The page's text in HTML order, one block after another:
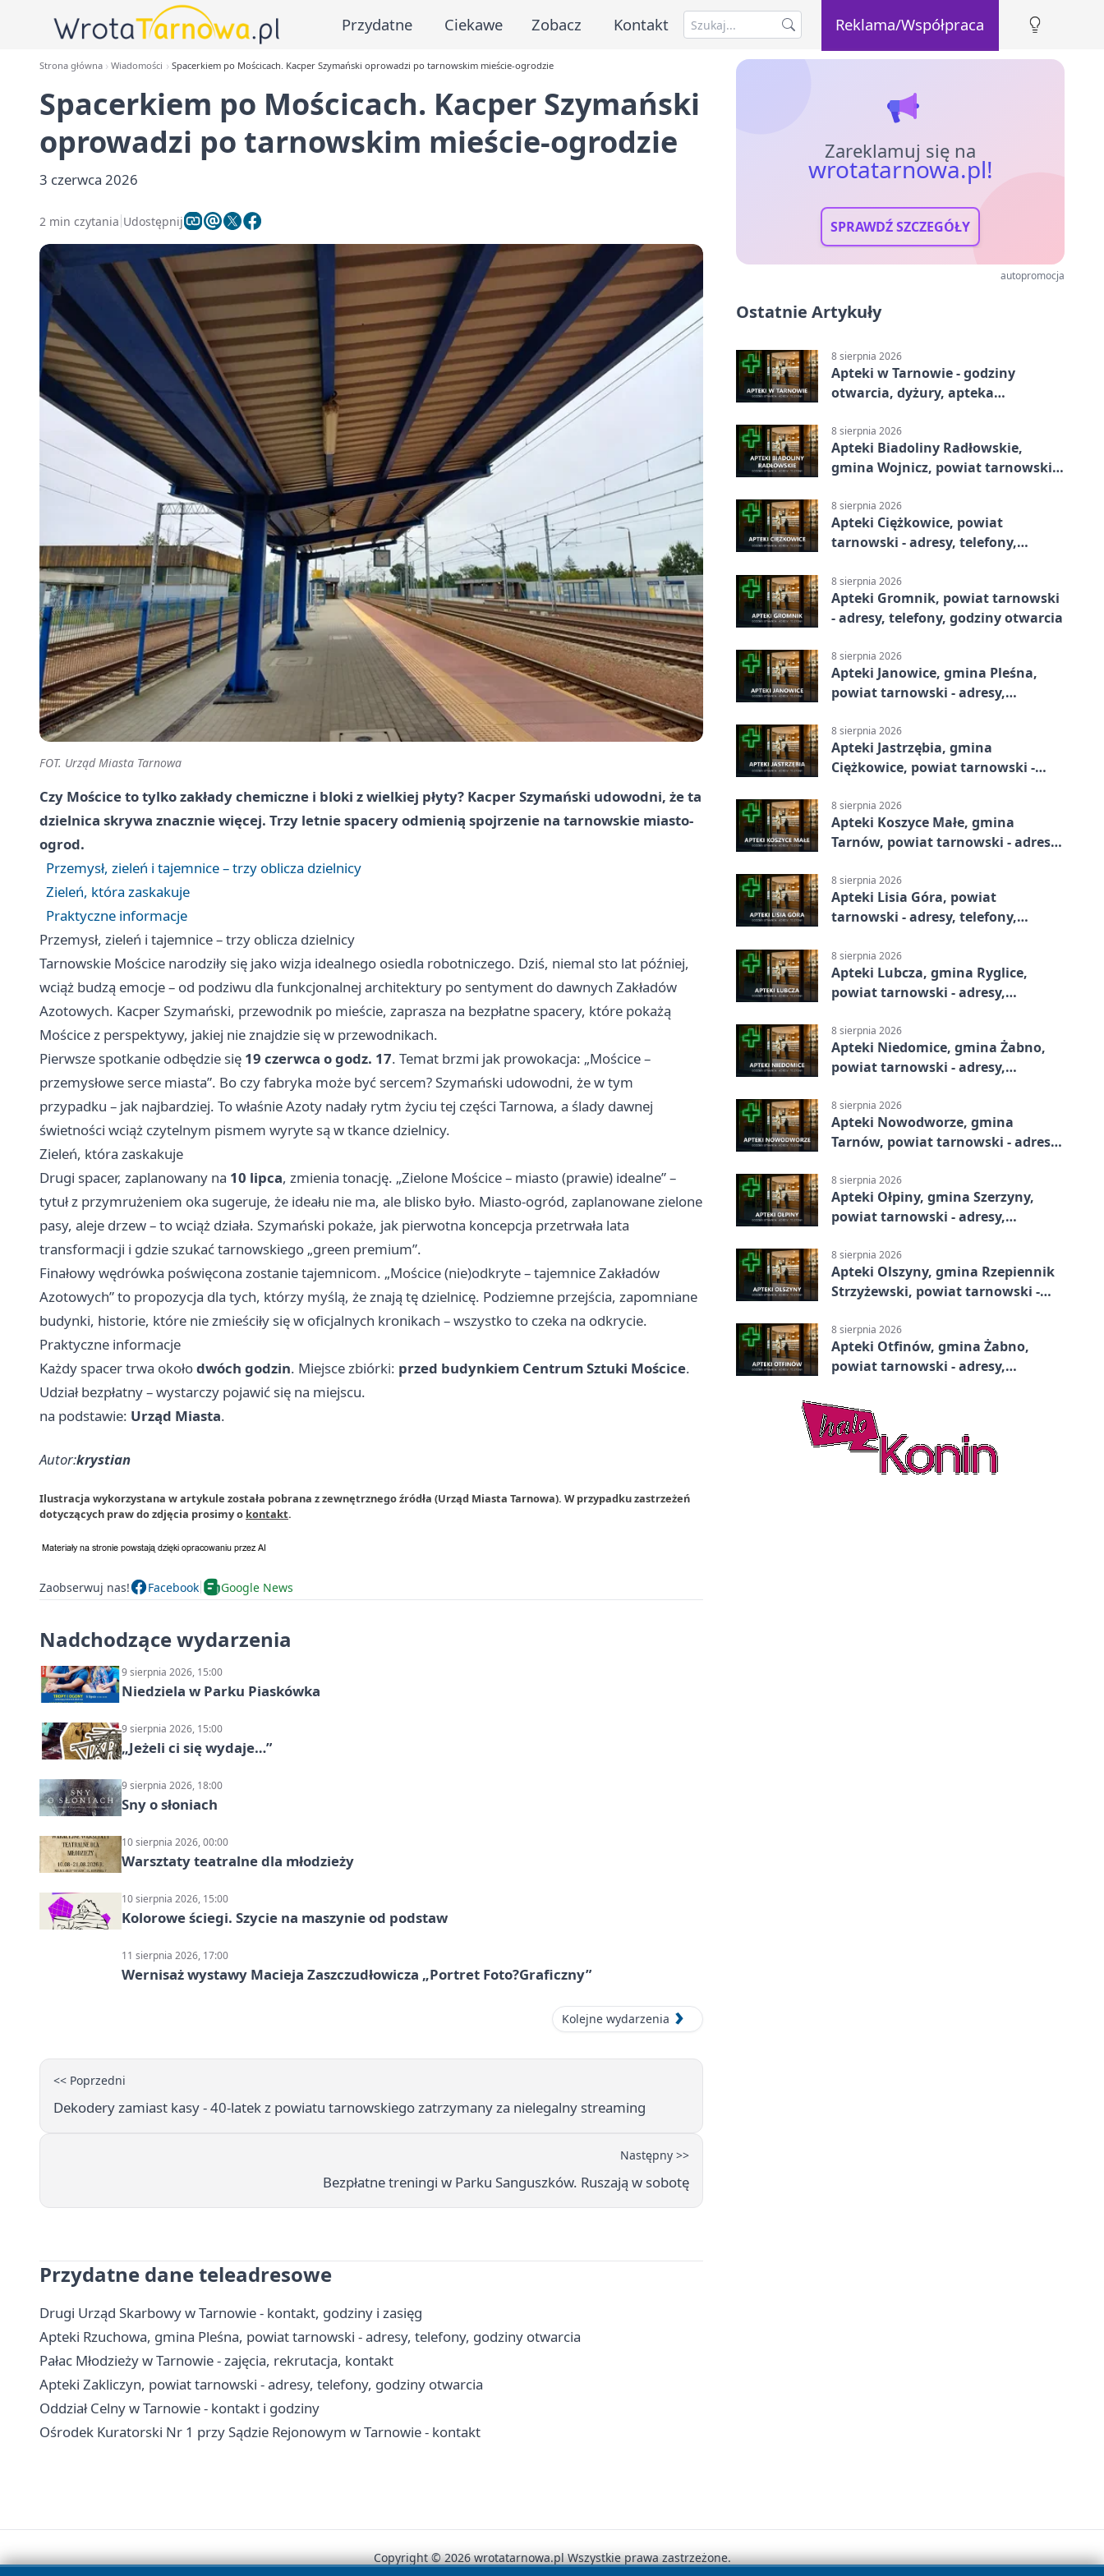
Przydatne Ciekawe Zobacz Kontakt Reklama/Współpraca
Strona główna Wiadomości Spacerkiem po Mościcach. Kacper Szymański oprowadzi po tarnowskim mieście-ogrodzie
Spacerkiem po Mościcach. Kacper Szymański
oprowadzi po tarnowskim mieście-ogrodzie
3 czerwca 2026
2 min czytania Udostępnij
FOT. Urząd Miasta Tarnowa
Czy Mościce to tylko zakłady chemiczne i bloki z wielkiej płyty? Kacper Szymański udowodni, że ta
dzielnica skrywa znacznie więcej. Trzy letnie spacery odmienią spojrzenie na tarnowskie miasto-
ogrod.
Przemysł, zieleń i tajemnice – trzy oblicza dzielnicy
Zieleń, która zaskakuje
Praktyczne informacje
Przemysł, zieleń i tajemnice – trzy oblicza dzielnicy
Tarnowskie Mościce narodziły się jako wizja idealnego osiedla robotniczego. Dziś, niemal sto lat później,
wciąż budzą emocje – od podziwu dla funkcjonalnej architektury po sentyment do dawnych Zakładów
Azotowych. Kacper Szymański, przewodnik po mieście, zaprasza na bezpłatne spacery, które pokażą
Mościce z perspektywy, jakiej nie znajdzie się w przewodnikach.
Pierwsze spotkanie odbędzie się 19 czerwca o godz. 17. Temat brzmi jak prowokacja: „Mościce –
przemysłowe serce miasta”. Bo czy fabryka może być sercem? Szymański udowodni, że w tym
przypadku – jak najbardziej. To właśnie Azoty nadały rytm życiu tej części Tarnowa, a ślady dawnej
świetności wciąż czytelnym pismem wyryte są w tkance dzielnicy.
Zieleń, która zaskakuje
Drugi spacer, zaplanowany na 10 lipca, zmienia tonację. „Zielone Mościce – miasto (prawie) idealne” –
tytuł z przymrużeniem oka sugeruje, że ideału nie ma, ale blisko było. Miasto-ogród, zaplanowane zielone
pasy, aleje drzew – to wciąż działa. Szymański pokaże, jak pierwotna koncepcja przetrwała lata
transformacji i gdzie szukać tarnowskiego „green premium”.
Finałowy wędrówka poświęcona zostanie tajemnicom. „Mościce (nie)odkryte – tajemnice Zakładów
Azotowych” to propozycja dla tych, którzy myślą, że znają tę dzielnicę. Podziemne przejścia, zapomniane
budynki, historie, które nie zmieściły się w oficjalnych kronikach – wszystko to czeka na odkrycie.
Praktyczne informacje
Każdy spacer trwa okołodwóch godzin. Miejsce zbiórki: przed budynkiem Centrum Sztuki Mościce.
Udział bezpłatny – wystarczy pojawić się na miejscu.
na podstawie: Urząd Miasta.
Autor:krystian
Ilustracja wykorzystana w artykule została pobrana z zewnętrznego źródła (Urząd Miasta Tarnowa). W przypadku zastrzeżeń
dotyczących praw do zdjęcia prosimy o kontakt.
Zaobserwuj nas! Facebook Google News
Nadchodzące wydarzenia
9 sierpnia 2026, 15:00
Niedziela w Parku Piaskówka
9 sierpnia 2026, 15:00
„Jeżeli ci się wydaje…”
9 sierpnia 2026, 18:00
Sny o słoniach
10 sierpnia 2026, 00:00
Warsztaty teatralne dla młodzieży
10 sierpnia 2026, 15:00
Kolorowe ściegi. Szycie na maszynie od podstaw
11 sierpnia 2026, 17:00
Wernisaż wystawy Macieja Zaszczudłowicza „Portret Foto?Graficzny”
Kolejne wydarzenia
<< Poprzedni
Dekodery zamiast kasy - 40-latek z powiatu tarnowskiego zatrzymany za nielegalny streaming
Następny >>
Bezpłatne treningi w Parku Sanguszków. Ruszają w sobotę
Przydatne dane teleadresowe
Drugi Urząd Skarbowy w Tarnowie - kontakt, godziny i zasięg
Apteki Rzuchowa, gmina Pleśna, powiat tarnowski - adresy, telefony, godziny otwarcia
Pałac Młodzieży w Tarnowie - zajęcia, rekrutacja, kontakt
Apteki Zakliczyn, powiat tarnowski - adresy, telefony, godziny otwarcia
Oddział Celny w Tarnowie - kontakt i godziny
Ośrodek Kuratorski Nr 1 przy Sądzie Rejonowym w Tarnowie - kontakt
Zareklamuj się na
wrotatarnowa.pl!
SPRAWDŹ SZCZEGÓŁY
autopromocja
Ostatnie Artykuły
8 sierpnia 2026
Apteki w Tarnowie - godziny
otwarcia, dyżury, apteka
8 sierpnia 2026
Apteki Biadoliny Radłowskie,
gmina Wojnicz, powiat tarnowski -
8 sierpnia 2026
Apteki Ciężkowice, powiat
tarnowski - adresy, telefony,
8 sierpnia 2026
Apteki Gromnik, powiat tarnowski
- adresy, telefony, godziny otwarcia
8 sierpnia 2026
Apteki Janowice, gmina Pleśna,
powiat tarnowski - adresy,
8 sierpnia 2026
Apteki Jastrzębia, gmina
Ciężkowice, powiat tarnowski -
8 sierpnia 2026
Apteki Koszyce Małe, gmina
Tarnów, powiat tarnowski - adresy,
8 sierpnia 2026
Apteki Lisia Góra, powiat
tarnowski - adresy, telefony,
8 sierpnia 2026
Apteki Lubcza, gmina Ryglice,
powiat tarnowski - adresy,
8 sierpnia 2026
Apteki Niedomice, gmina Żabno,
powiat tarnowski - adresy,
8 sierpnia 2026
Apteki Nowodworze, gmina
Tarnów, powiat tarnowski - adresy,
8 sierpnia 2026
Apteki Ołpiny, gmina Szerzyny,
powiat tarnowski - adresy,
8 sierpnia 2026
Apteki Olszyny, gmina Rzepiennik
Strzyżewski, powiat tarnowski -
8 sierpnia 2026
Apteki Otfinów, gmina Żabno,
powiat tarnowski - adresy,
Copyright © 2026 wrotatarnowa.pl Wszystkie prawa zastrzeżone.